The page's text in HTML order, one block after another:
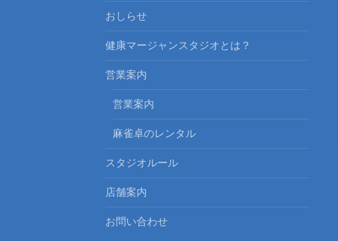
ョ
ン
おしらせ
健康マージャンスタジオとは？
営業案内
営業案内
麻雀卓のレンタル
スタジオルール
店舗案内
お問い合わせ